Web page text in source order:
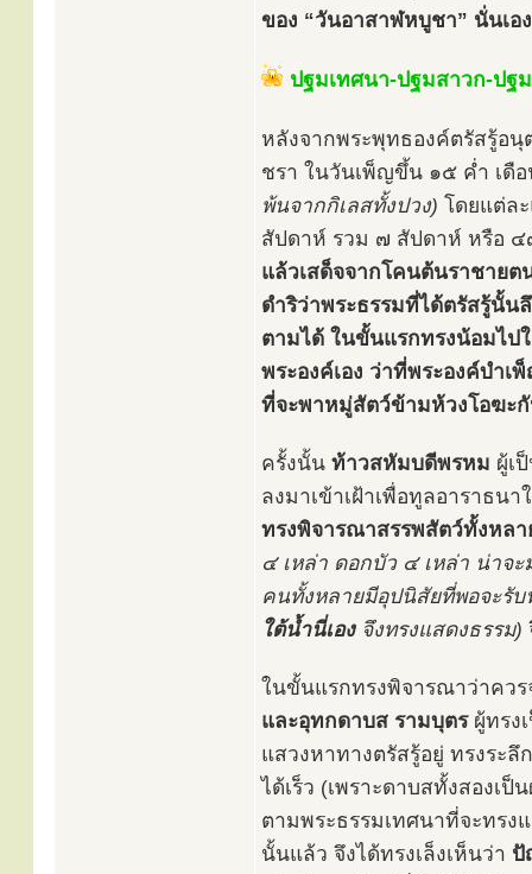
ของ “วันอาสาฬหบูชา” นั่นเอง
ปฐมเทศนา-ปฐมสาวก-ปฐ
หลังจากพระพุทธองค์ตรัสรู้อ
ชรา ในวันเพ็ญขึ้น ๑๕ ค่ำ เดื
พ้นจากกิเลสทั้งปวง) โดยแต่ล
สัปดาห์ รวม ๗ สัปดาห์ หรือ
แล้วเสด็จจากโคนต้นราชาย
ดำริว่าพระธรรมที่ได้ตรัสรู้นั้น
ตามได้ ในขั้นแรกทรงน้อมไป
พระองค์เอง ว่าที่พระองค์บำ
ที่จะพาหมู่สัตว์ข้ามห้วงโอฆะ
ครั้งนั้น ท้าวสหัมบดีพรหม ผู้เ
ลงมาเข้าเฝ้าเพื่อทูลอาราธน
ทรงพิจารณาสรรพสัตว์ทั้งหล
๔ เหล่า ดอกบัว ๔ เหล่า น่าจ
คนทั้งหลายมีอุปนิสัยที่พอจะรับ
ใต้น้ำนี่เองจึงทรงแสดงธรรม)
ในขั้นแรกทรงพิจารณาว่าควร
และอุทกดาบส รามบุตรผู้ทรง
แสวงหาทางตรัสรู้อยู่ ทรงระ
ได้เร็ว (เพราะดาบสทั้งสองเ
ตามพระธรรมเทศนาที่จะทรง
นั้นแล้ว จึงได้ทรงเล็งเห็นว่า ปั